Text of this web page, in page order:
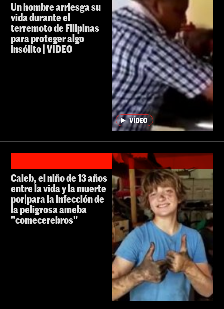
Un hombre arriesga su
vida durante el
terremoto de Filipinas
para proteger algo
insólito | VIDEO
Caleb, el niño de 13 años
entre la vida y la muerte
por|para la infección de
la peligrosa ameba
"comecerebros"